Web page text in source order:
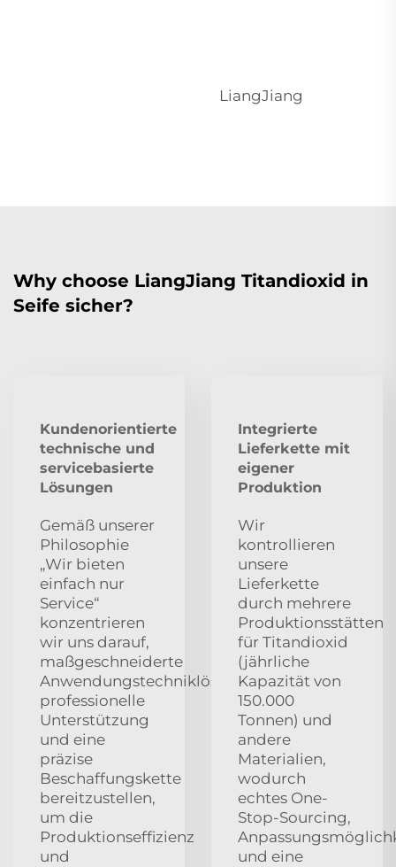
LiangJiang
Why choose LiangJiang Titandioxid in
Seife sicher?
Kundenorientierte
technische und
servicebasierte
Lösungen
Gemäß unserer
Philosophie
„Wir bieten
einfach nur
Service“
konzentrieren
wir uns darauf,
maßgeschneiderte
Anwendungstechniklösungen,
professionelle
Unterstützung
und eine
präzise
Beschaffungskette
bereitzustellen,
um die
Produktionseffizienz
und
Integrierte
Lieferkette mit
eigener
Produktion
Wir
kontrollieren
unsere
Lieferkette
durch mehrere
Produktionsstätten
für Titandioxid
(jährliche
Kapazität von
150.000
Tonnen) und
andere
Materialien,
wodurch
echtes One-
Stop-Sourcing,
und eine